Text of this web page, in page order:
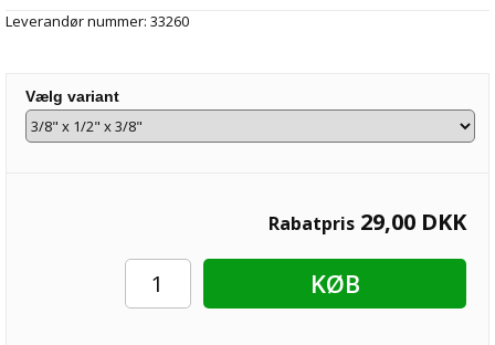
Leverandør nummer: 33260
Vælg variant
Rabatpris 29,00 DKK
KØB